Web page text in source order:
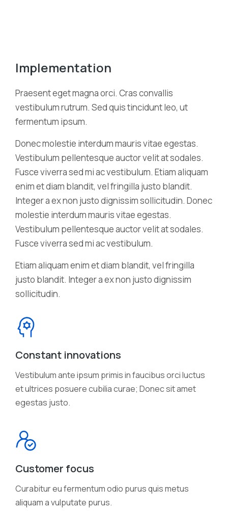
Implementation
Praesent eget magna orci. Cras convallis
vestibulum rutrum. Sed quis tincidunt leo, ut
fermentum ipsum.
Donec molestie interdum mauris vitae egestas.
Vestibulum pellentesque auctor velit at sodales.
Fusce viverra sed mi ac vestibulum. Etiam aliquam
enim et diam blandit, vel fringilla justo blandit.
Integer a ex non justo dignissim sollicitudin. Donec
molestie interdum mauris vitae egestas.
Vestibulum pellentesque auctor velit at sodales.
Fusce viverra sed mi ac vestibulum.
Etiam aliquam enim et diam blandit, vel fringilla
justo blandit. Integer a ex non justo dignissim
sollicitudin.
Constant innovations
Vestibulum ante ipsum primis in faucibus orci luctus
et ultrices posuere cubilia curae; Donec sit amet
egestas justo.
Customer focus
Curabitur eu fermentum odio purus quis metus
aliquam a vulputate purus.